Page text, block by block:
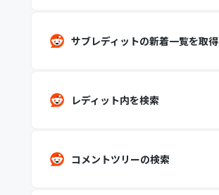
サブレディットの新着一覧を取得
レディット内を検索
コメントツリーの検索